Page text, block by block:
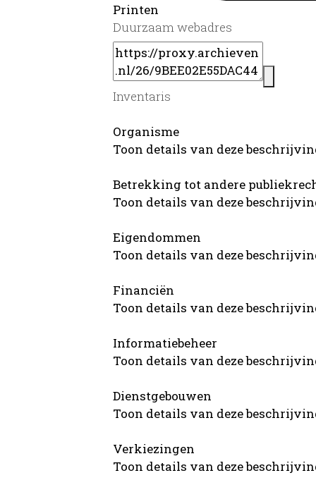
Printen
Duurzaam webadres
Inventaris
Organisme
Toon details van deze
Betrekking tot andere
Toon details van deze
Eigendommen
Toon details van deze
Financiën
Toon details van deze
Informatiebeheer
Toon details van deze
Dienstgebouwen
Toon details van deze
Verkiezingen
Toon details van deze